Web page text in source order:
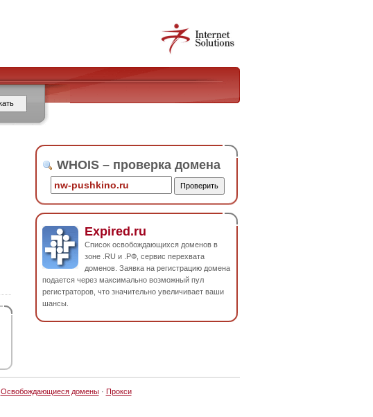
WHOIS – проверка домена
Expired.ru
Список освобождающихся доменов в
зоне .RU и .РФ, сервис перехвата
доменов. Заявка на регистрацию домена
подается через максимально возможный пул
регистраторов, что значительно увеличивает ваши
шансы.
Освобождающиеся домены· Прокси